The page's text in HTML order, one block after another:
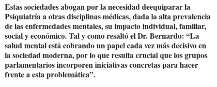
Estas sociedades abogan por la necesidad deequiparar la
Psiquiatría a otras disciplinas médicas, dada la alta prevalencia
de las enfermedades mentales, su impacto individual, familiar,
social y económico. Tal y como resaltó el Dr. Bernardo: “La
salud mental está cobrando un papel cada vez más decisivo en
la sociedad moderna, por lo que resulta crucial que los grupos
parlamentarios incorporen iniciativas concretas para hacer
frente a esta problemática”.